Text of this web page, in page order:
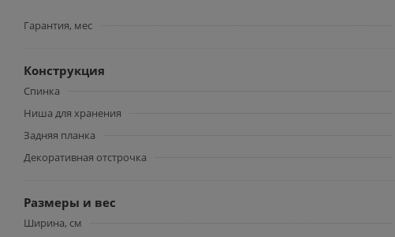
Гарантия, мес
Конструкция
Спинка
Ниша для хранения
Задняя планка
Декоративная отстрочка
Размеры и вес
Ширина, см